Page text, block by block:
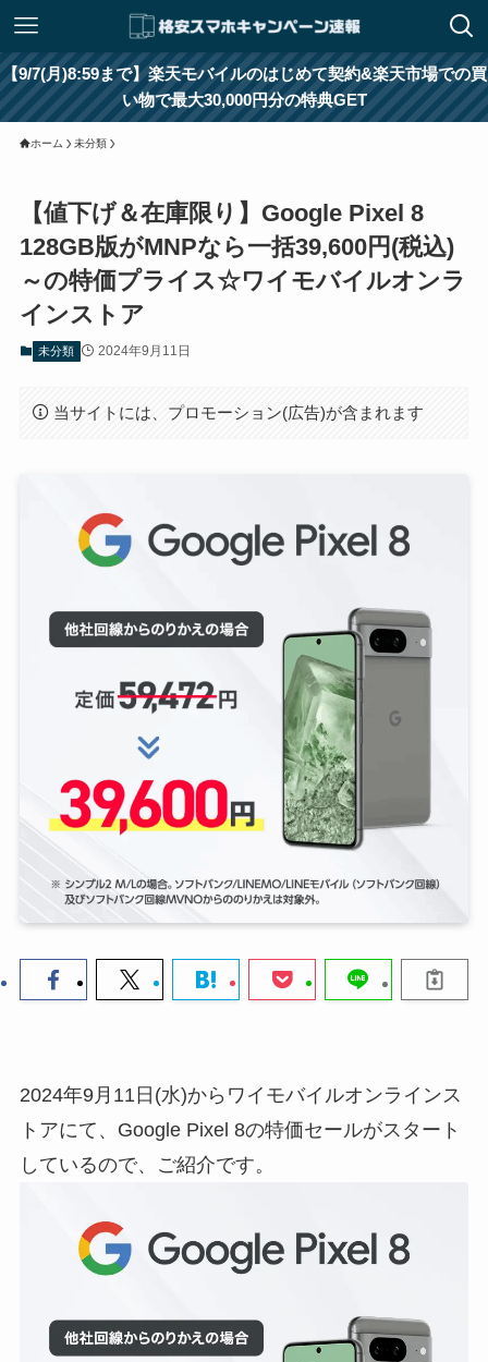
【9/7(月)8:59まで】楽天モバイルのはじめて契約&楽天市場での買
い物で最大30,000円分の特典GET
ホーム 未分類
【値下げ＆在庫限り】Google Pixel 8
128GB版がMNPなら一括39,600円(税込)
～の特価プライス☆ワイモバイルオンラ
インストア
未分類 2024年9月11日
当サイトには、プロモーション(広告)が含まれます
2024年9月11日(水)からワイモバイルオンラインス
トアにて、Google Pixel 8の特価セールがスタート
しているので、ご紹介です。